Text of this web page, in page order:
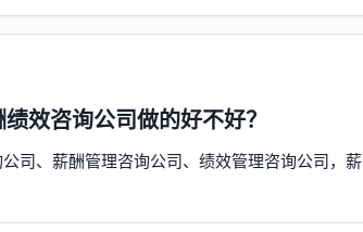
效咨询公司做的好不好？
司、薪酬管理咨询公司、绩效管理咨询公司，薪